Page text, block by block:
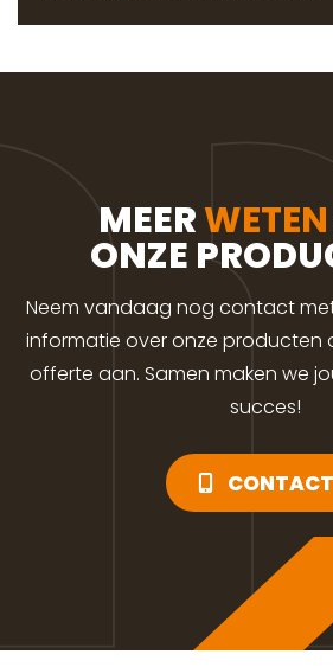
MEERWETEN
ONZE
Neem vandaag nog contact
informatie over onze producten
offerte aan. Samen maken we
succes!
CONTACT